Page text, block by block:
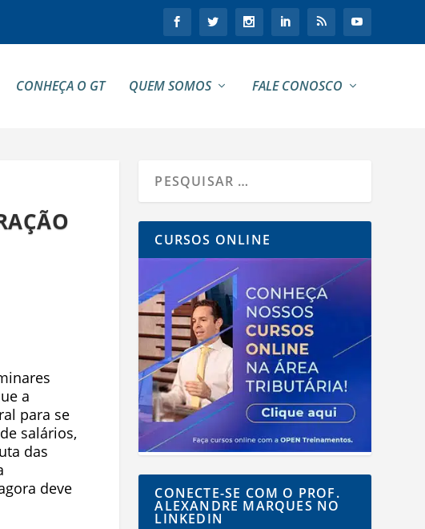
CONHEÇA O GT QUEM SOMOS FALE CONOSCO
a
para se
salários,
das
deve
CURSOS ONLINE
CONECTE-SE COM O PROF.
ALEXANDRE MARQUES NO
LINKEDIN